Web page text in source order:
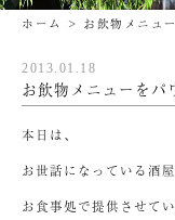
ホーム > お飲物メニュ
2013.01.18
お飲物メニューをパ
本日は、
お世話になっている酒
お食事処で提供させて